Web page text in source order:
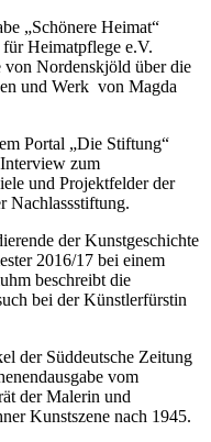
„Schönere Heimat“
Heimatpflege e.V.
Nordenskjöld über die
und Werk von Magda
Portal „Die Stiftung“
zum
und Projektfelder der
Nachlassstiftung.
der Kunstgeschichte
2016/17 bei einem
beschreibt die
bei der Künstlerfürstin
der Süddeutsche Zeitung
vom
der Malerin und
Kunstszene nach 1945.